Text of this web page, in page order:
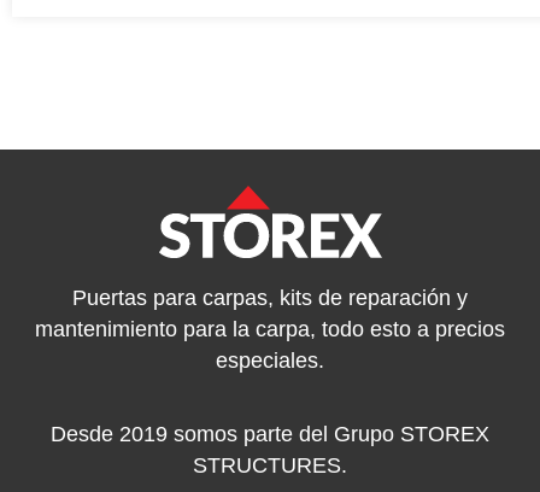
Puertas para carpas, kits de reparación y
mantenimiento para la carpa, todo esto a precios
especiales.
Desde 2019 somos parte del Grupo STOREX
STRUCTURES.